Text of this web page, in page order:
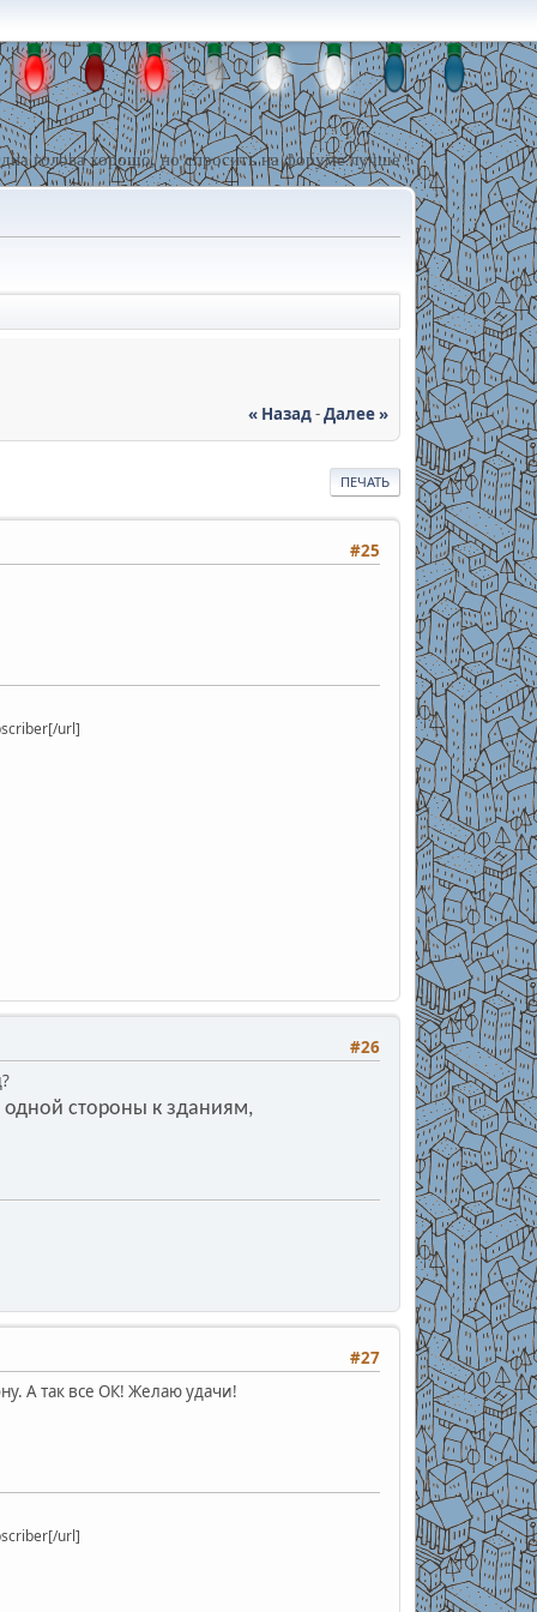
голова хорошо, но спросить на форуме лучше !
« Назад-Далее »
ПЕЧАТЬ
#25
url]
#26
одной стороны к зданиям,
#27
А так все ОК! Желаю удачи!
url]